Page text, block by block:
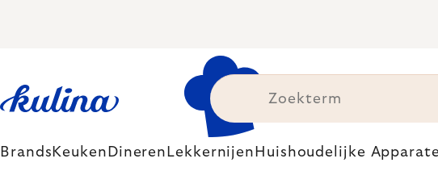
Brands Keuken Dineren Lekkernijen Huishoudelijke